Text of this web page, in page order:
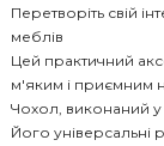
Перетворіть свій
меблів
Цей практичний
м'яким і приємним
Чохол, виконаний
Його універсальні